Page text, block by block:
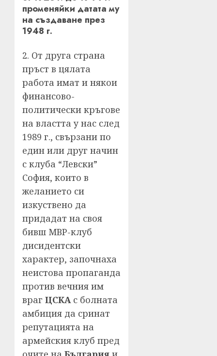
променяйки датата му
на създаване през
1948 г.
2. От друга страна
пръст в цялата
работа имат и някои
финансово-
политически кръгове
на властта у нас след
1989 г., свързани по
един или друг начин
с клуба “Левски”
София, които в
желанието си
изкуствено да
придадат на своя
бивш МВР-клуб
дисидентски
характер, започнаха
неистова пропаганда
против вечния им
враг ЦСКАс болната
амбиция да сринат
репутацията на
армейския клуб пред